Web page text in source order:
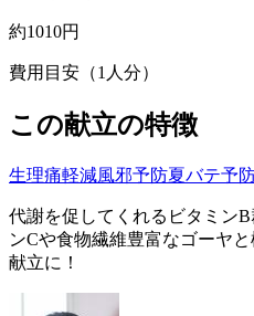
約1010円
費用目安（1人分）
この献立の特徴
生理痛軽減風邪予防夏バテ予
代謝を促してくれるビタミン
ンCや食物繊維豊富なゴーヤ
献立に！